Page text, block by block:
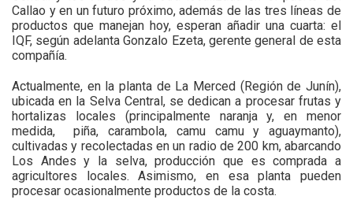
Callao y en un futuro próximo, además de las tres líneas de
productos que manejan hoy, esperan añadir una cuarta: el
IQF, según adelanta Gonzalo Ezeta, gerente general de esta
compañía.
Actualmente, en la planta de La Merced (Región de Junín),
ubicada en la Selva Central, se dedican a procesar frutas y
hortalizas locales (principalmente naranja y, en menor
medida, piña, carambola, camu camu y aguaymanto),
cultivadas y recolectadas en un radio de 200 km, abarcando
Los Andes y la selva, producción que es comprada a
agricultores locales. Asimismo, en esa planta pueden
procesar ocasionalmente productos de la costa.